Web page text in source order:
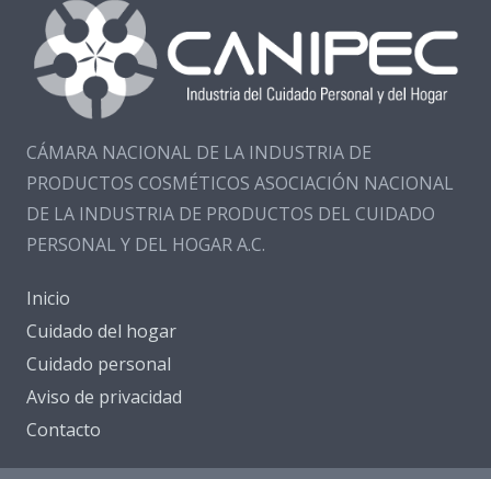
CÁMARA NACIONAL DE LA INDUSTRIA DE
PRODUCTOS COSMÉTICOS ASOCIACIÓN NACIONAL
DE LA INDUSTRIA DE PRODUCTOS DEL CUIDADO
PERSONAL Y DEL HOGAR A.C.
Inicio
Cuidado del hogar
Cuidado personal
Aviso de privacidad
Contacto